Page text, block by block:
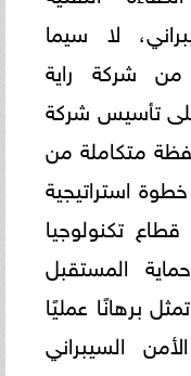
لا سيما
من شركة راية
على تأسيس شركة
متكاملة من
استراتيجية
تكنولوجيا
المستقبل
برهانًا عمليًا
السيبراني